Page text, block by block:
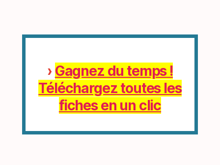
› Gagnez du temps !
Téléchargez toutes les
fiches en un clic